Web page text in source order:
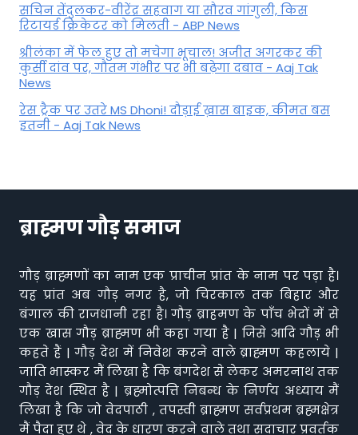
सचिन तेंदुलकर-वीरेंद्र सहवाग या सौरव गांगुली, किस
रिटायर्ड क्रिकेटर को मिलती - ABP News
श्रीलंका में फेल हुए तो मचेगा भूचाल! अजीत अगरकर की
कुर्सी दांव पर, गौतम गंभीर पर भी बढ़ेगा दबाव - Aaj Tak
News
रेस ट्रैक पर उतरे MS Dhoni! दौड़ाई ख़ास बाइक, कीमत बस
इतनी - Aaj Tak News
ब्राह्मण गौड़ समाज
गौड़ ब्राह्मणों का नाम एक प्राचीन प्रांत के नाम पर पड़ा है।
यह प्रांत अब गौड़ नगर है, जो चिरकाल तक बिहार और
बंगाल की राजधानी रहा है। गौड़ ब्राहमण के पाँच भेदों में से
एक खास गौड़ ब्राह्मण भी कहा गया है | जिसे आदि गौड़ भी
कहते हैं | गौड़ देश में निवेश करने वाले ब्राह्मण कहलाये |
जाति भास्कर मैं लिखा है कि बंगदेश से लेकर अमरनाथ तक
गौड़ देश स्थित है | ब्रह्मोत्पत्ति निबन्ध के निर्णय अध्याय मैं
लिखा है कि जो वेदपाठी , तपस्वी ब्राह्मण सर्वप्रथम ब्रह्मक्षेत्र
मैं पैदा हुए थे , वेद के धारण करने वाले तथा सदाचार प्रवर्तक